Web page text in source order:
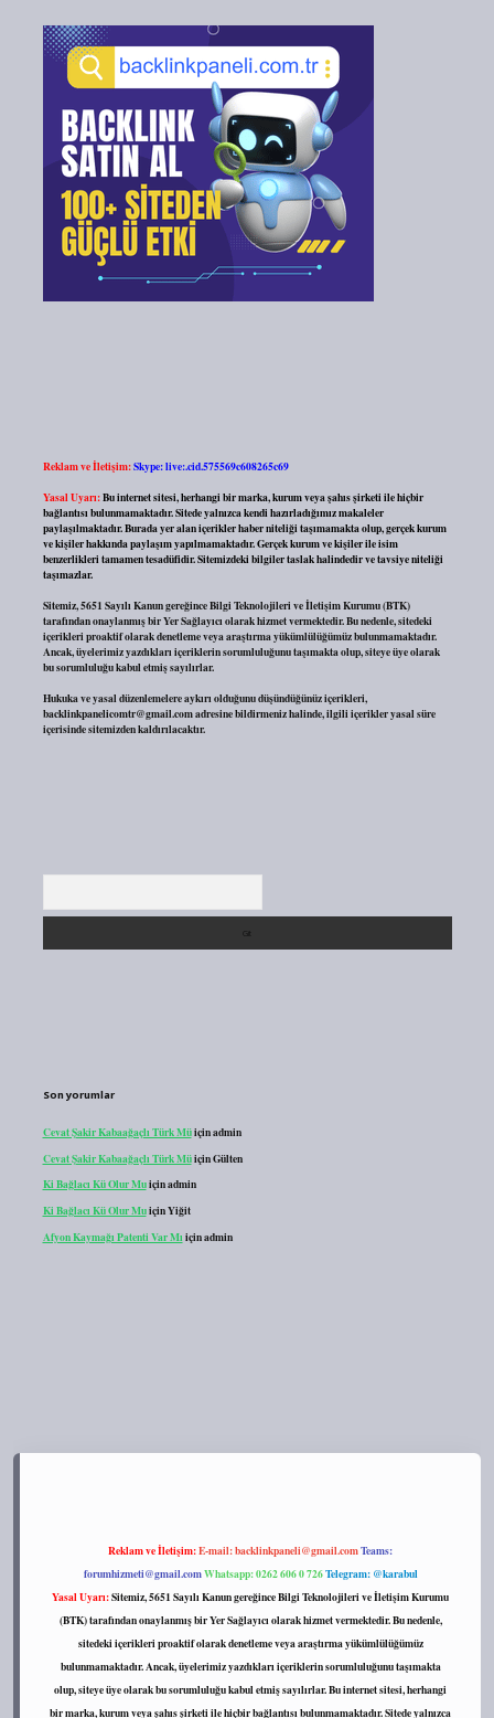
Reklam ve İletişim:Skype: live:.cid.575569c608265c69
Yasal Uyarı:Bu internet sitesi, herhangi bir marka, kurum veya şahıs şirketi ile hiçbir
bağlantısı bulunmamaktadır. Sitede yalnızca kendi hazırladığımız makaleler
paylaşılmaktadır. Burada yer alan içerikler haber niteliği taşımamakta olup, gerçek kurum
ve kişiler hakkında paylaşım yapılmamaktadır. Gerçek kurum ve kişiler ile isim
benzerlikleri tamamen tesadüfidir. Sitemizdeki bilgiler taslak halindedir ve tavsiye niteliği
taşımazlar.
Sitemiz, 5651 Sayılı Kanun gereğince Bilgi Teknolojileri ve İletişim Kurumu (BTK)
tarafından onaylanmış bir Yer Sağlayıcı olarak hizmet vermektedir. Bu nedenle, sitedeki
içerikleri proaktif olarak denetleme veya araştırma yükümlülüğümüz bulunmamaktadır.
Ancak, üyelerimiz yazdıkları içeriklerin sorumluluğunu taşımakta olup, siteye üye olarak
bu sorumluluğu kabul etmiş sayılırlar.
Hukuka ve yasal düzenlemelere aykırı olduğunu düşündüğünüz içerikleri,
backlinkpanelicomtr@gmail.comadresine bildirmeniz halinde, ilgili içerikler yasal süre
içerisinde sitemizden kaldırılacaktır.
Son yorumlar
Cevat Şakir Kabaağaçlı Türk Müiçinadmin
Cevat Şakir Kabaağaçlı Türk MüiçinGülten
Ki Bağlacı Kü Olur Muiçinadmin
Ki Bağlacı Kü Olur MuiçinYiğit
Afyon Kaymağı Patenti Var Mı içinadmin
Reklam ve İletişim:E-mail:backlinkpaneli@gmail.comTeams:
forumhizmeti@gmail.comWhatsapp: 0262 606 0 726Telegram: @karabul
Yasal Uyarı:Sitemiz, 5651 Sayılı Kanun gereğince Bilgi Teknolojileri ve İletişim Kurumu
(BTK) tarafından onaylanmış bir Yer Sağlayıcı olarak hizmet vermektedir. Bu nedenle,
sitedeki içerikleri proaktif olarak denetleme veya araştırma yükümlülüğümüz
bulunmamaktadır. Ancak, üyelerimiz yazdıkları içeriklerin sorumluluğunu taşımakta
olup, siteye üye olarak bu sorumluluğu kabul etmiş sayılırlar. Bu internet sitesi, herhangi
bir marka, kurum veya şahıs şirketi ile hiçbir bağlantısı bulunmamaktadır. Sitede yalnızca